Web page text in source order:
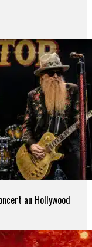
au Hollywood